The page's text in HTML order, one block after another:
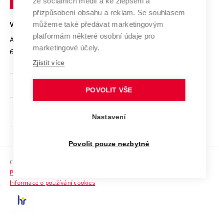
Open Science
Projekty
Projekty ze strukturálních fondů
Specifický výzkum
Univerzitní sítě
Bezpečná univerzita
Vyznamenání
Organizační struktura
Ochrana osobních údajů
odkaz)
Sociální bezpečí
HR Award
Kontakty
Brně
VYSOKÉ UČENÍ TECHNICKÉ V BRNĚ
Antonínská 548/1
602 00 Brno
www.vut.cz
vut@vutbr.cz
Copyright © 2026 VUT
Prohlášení o přístupnosti
Informace o používání cookies
přizpůsobení obsahu a reklam. Se souhlasem
můžeme také předávat marketingovým
platformám některé osobní údaje pro
marketingové účely.
Zjistit více
POVOLIT VŠE
Nastavení
Povolit pouze nezbytné